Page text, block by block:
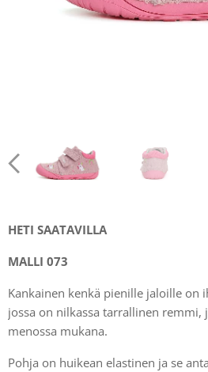
HETI SAATAVILLA
MALLI 073
Kankainen kenkä pienille jaloille on
jossa on nilkassa tarrallinen remmi,
menossa mukana.
Pohja on huikean elastinen ja se